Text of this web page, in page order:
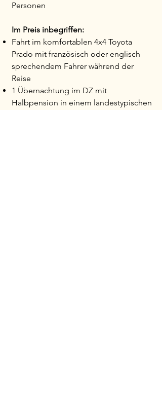
Personen
Im Preis inbegriffen:
Fahrt im komfortablen 4x4 Toyota
Prado mit französisch oder englisch
sprechendem Fahrer während der
Reise
1 Übernachtung im DZ mit
Halbpension in einem landestypischen